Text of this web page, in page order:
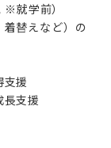
※就学前）
着替えなど）の
支援
長支援